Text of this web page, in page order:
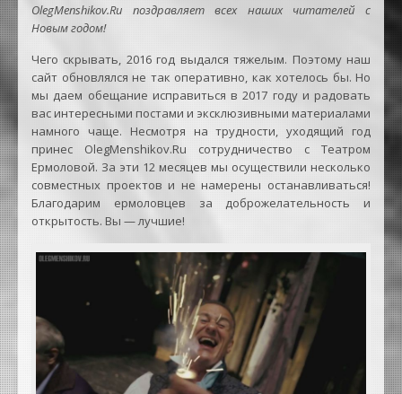
OlegMenshikov.Ru поздравляет всех наших читателей с
Новым годом!
Чего скрывать, 2016 год выдался тяжелым. Поэтому наш
сайт обновлялся не так оперативно, как хотелось бы. Но
мы даем обещание исправиться в 2017 году и радовать
вас интересными постами и эксклюзивными материалами
намного чаще. Несмотря на трудности, уходящий год
принес OlegMenshikov.Ru сотрудничество с Театром
Ермоловой. За эти 12 месяцев мы осуществили несколько
совместных проектов и не намерены останавливаться!
Благодарим ермоловцев за доброжелательность и
открытость. Вы — лучшие!